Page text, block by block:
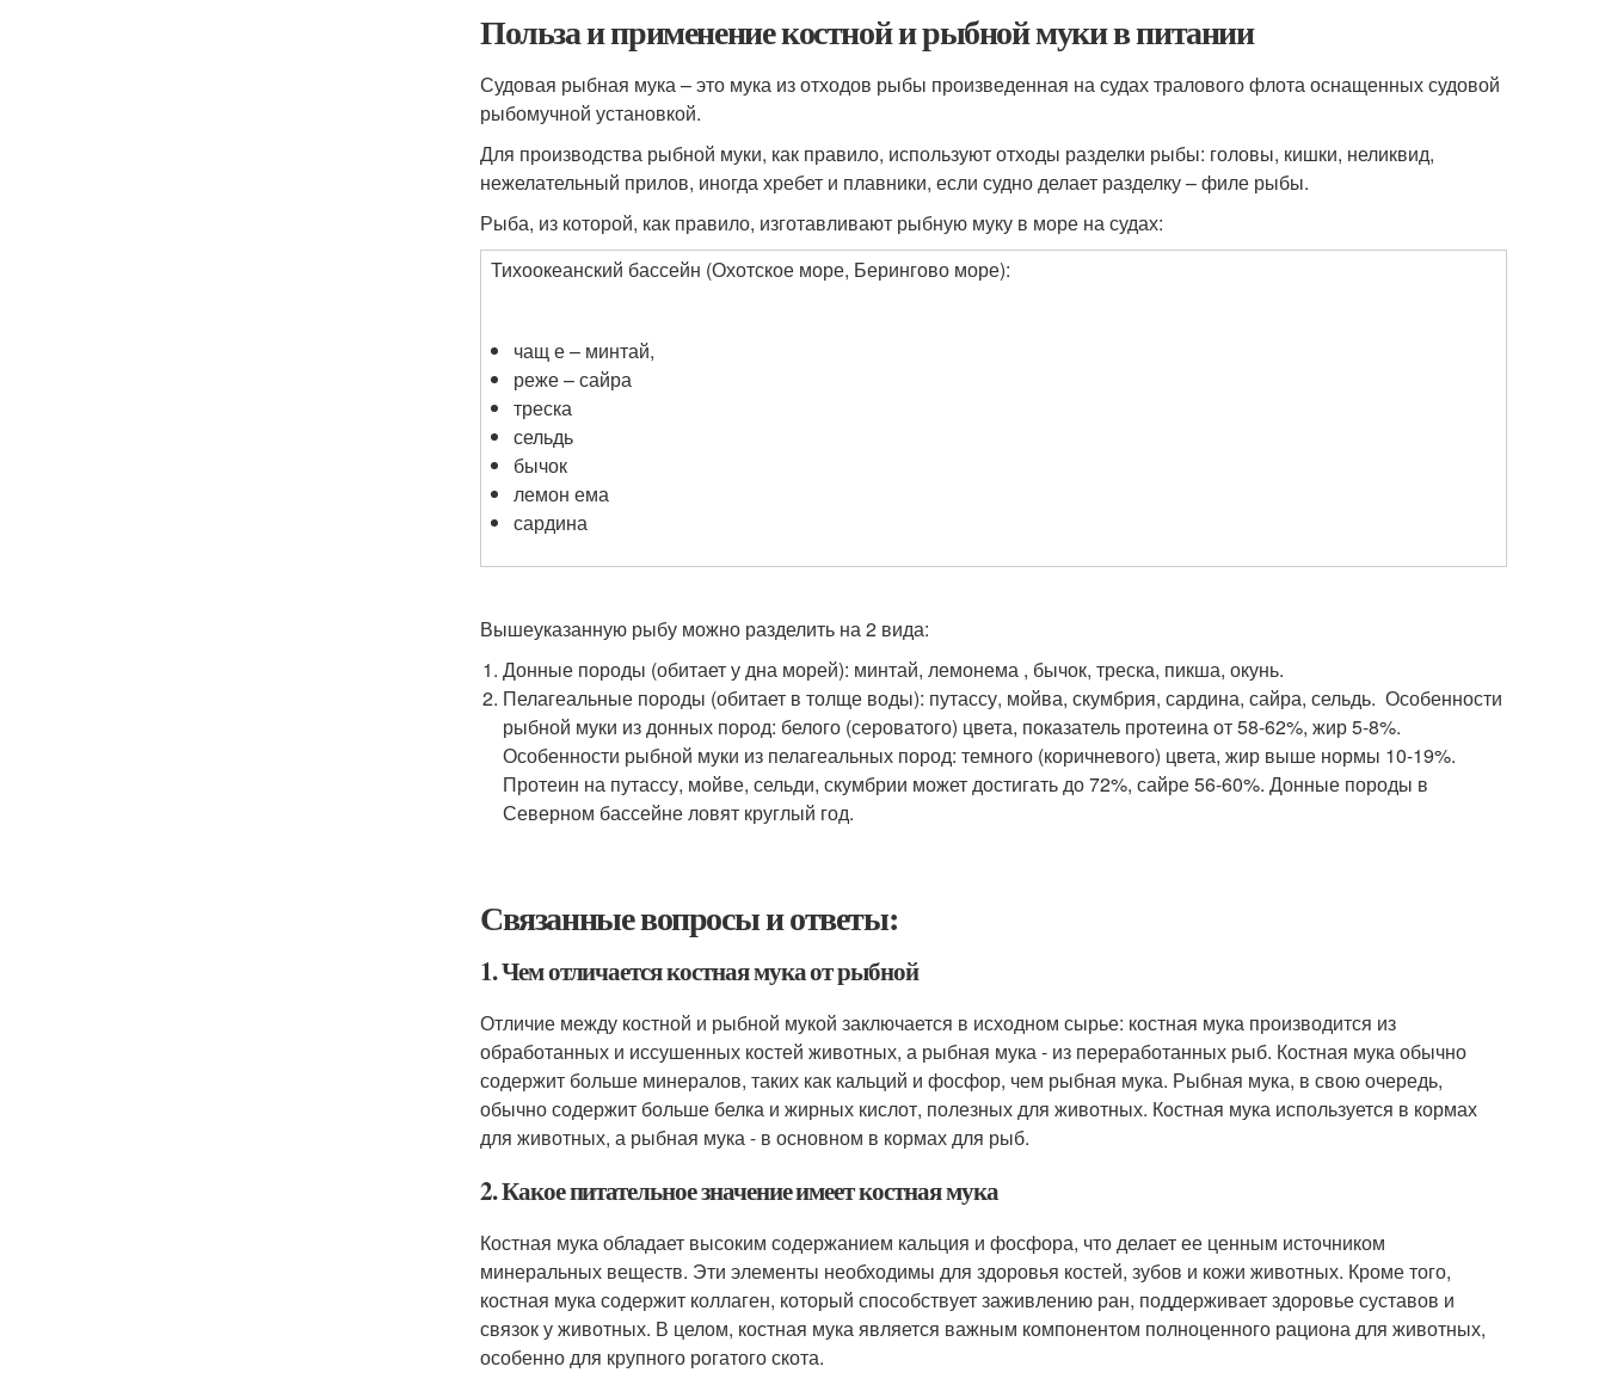
Польза и применение костной и рыбной муки в питании
Судовая рыбная мука – это мука из отходов рыбы произведенная на судах тралового флота оснащенных судовой
рыбомучной установкой.
Для производства рыбной муки, как правило, используют отходы разделки рыбы: головы, кишки, неликвид,
нежелательный прилов, иногда хребет и плавники, если судно делает разделку – филе рыбы.
Рыба, из которой, как правило, изготавливают рыбную муку в море на судах:
Тихоокеанский бассейн (Охотское море, Берингово море):
чащ е – минтай,
реже – сайра
треска
сельдь
бычок
лемон ема
сардина
Вышеуказанную рыбу можно разделить на 2 вида:
Донные породы (обитает у дна морей): минтай, лемонема , бычок, треска, пикша, окунь.
Пелагеальные породы (обитает в толще воды): путассу, мойва, скумбрия, сардина, сайра, сельдь. Особенности
рыбной муки из донных пород: белого (сероватого) цвета, показатель протеина от 58-62%, жир 5-8%.
Особенности рыбной муки из пелагеальных пород: темного (коричневого) цвета, жир выше нормы 10-19%.
Протеин на путассу, мойве, сельди, скумбрии может достигать до 72%, сайре 56-60%. Донные породы в
Северном бассейне ловят круглый год.
Связанные вопросы и ответы:
1. Чем отличается костная мука от рыбной
Отличие между костной и рыбной мукой заключается в исходном сырье: костная мука производится из
обработанных и иссушенных костей животных, а рыбная мука - из переработанных рыб. Костная мука обычно
содержит больше минералов, таких как кальций и фосфор, чем рыбная мука. Рыбная мука, в свою очередь,
обычно содержит больше белка и жирных кислот, полезных для животных. Костная мука используется в кормах
для животных, а рыбная мука - в основном в кормах для рыб.
2. Какое питательное значение имеет костная мука
Костная мука обладает высоким содержанием кальция и фосфора, что делает ее ценным источником
минеральных веществ. Эти элементы необходимы для здоровья костей, зубов и кожи животных. Кроме того,
костная мука содержит коллаген, который способствует заживлению ран, поддерживает здоровье суставов и
связок у животных. В целом, костная мука является важным компонентом полноценного рациона для животных,
особенно для крупного рогатого скота.